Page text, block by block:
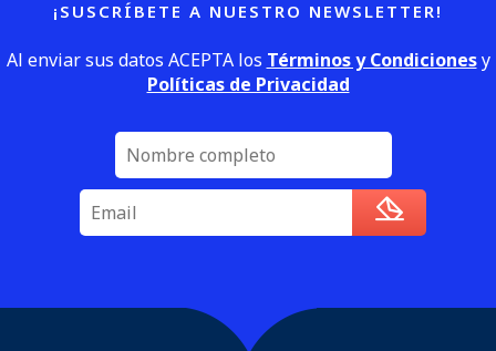
¡SUSCRÍBETE A NUESTRO NEWSLETTER!
Al enviar sus datos ACEPTA los Términos y Condicionesy
Políticas de Privacidad